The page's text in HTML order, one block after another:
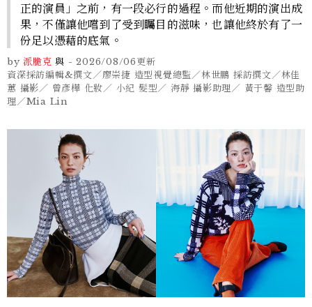
正的演員」之前，有一段必行的過程。而他近期的演出成
果，不僅讓他嚐到了受到矚目的滋味，也讓他終於有了一
份足以憑藉的底氣。
by 派脆克 與 -2026/08/06更新
資深採訪編輯&撰文／廖崇捷 造型視覺總監／林世鵬 採訪撰文／林佳
蕙 攝影／ 曾彥樺 化妝／ 小紀 髮型／ 海靜 攝影助理／ 黃于馨 造型助
理／Mia Lin